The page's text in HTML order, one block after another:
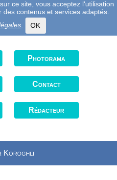
ce site, vous acceptez l'utilisation
contenus et services adaptés.
. OK
Photorama
Contact
Rédacteur
Koroghli